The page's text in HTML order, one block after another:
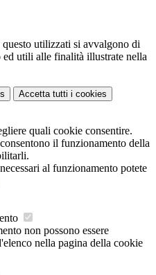
utilizzati si avvalgono di
ed utili alle finalità illustrate nella
Accetta tutti i cookies
quali cookie consentire.
il funzionamento della
al funzionamento potete
non possono essere
nella pagina della cookie